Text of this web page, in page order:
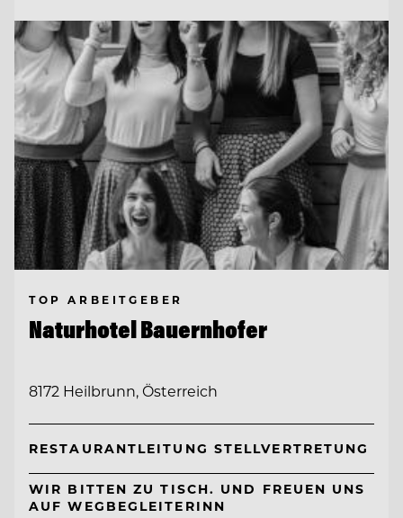
TOP ARBEITGEBER
Naturhotel Bauernhofer
8172 Heilbrunn, Österreich
RESTAURANTLEITUNG STELLVERTRETUNG
WIR BITTEN ZU TISCH. UND FREUEN UNS
AUF WEGBEGLEITERINN